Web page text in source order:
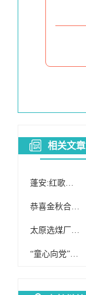
相关文章
蓬安:红歌合唱团举办“庆国庆迎重阳”文艺演出
恭喜金秋合唱团荣获邻里节红歌赛大合唱、小合唱双项桂冠!
太原选煤厂成立红歌健康合唱团
“童心向党”红歌合唱大赛在县体育馆举行,来看看有没有你家的小朋友吧……